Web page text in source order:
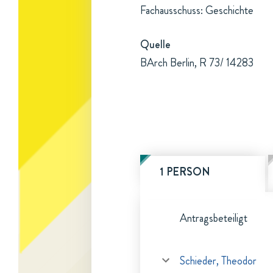
Fachausschuss: Geschichte
Quelle
BArch Berlin, R 73/ 14283
1 PERSON
Antragsbeteiligt
Schieder, Theodor